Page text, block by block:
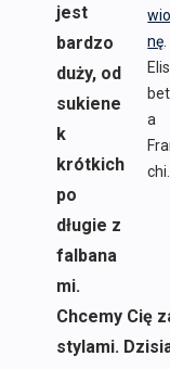
nę.
a
chi.
jest
bardzo
duży, od
sukiene
k
krótkich
po
długie z
falbana
mi.
Chcemy Cię
stylami.